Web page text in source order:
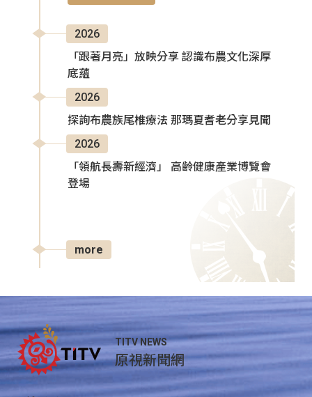
2026
「跟著月亮」放映分享 認識布農文化深厚
底蘊
2026
探詢布農族尾椎療法 那瑪夏耆老分享見聞
2026
「領航長壽新經濟」 高齡健康產業博覽會
登場
more
TITV NEWS
原視新聞網